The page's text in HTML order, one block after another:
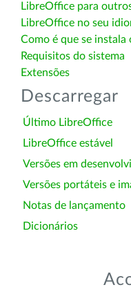
LibreOffice para
LibreOffice no seu
Como é que se instala
Requisitos do sistema
Extensões
Descarregar
Último LibreOffice
LibreOffice estável
Versões em
Versões portáteis e
Notas de lançamento
Dicionários